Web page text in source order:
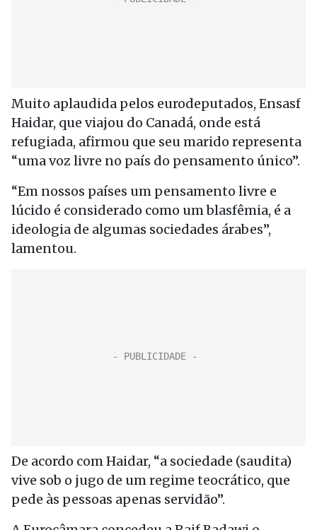
Muito aplaudida pelos eurodeputados, Ensasf
Haidar, que viajou do Canadá, onde está
refugiada, afirmou que seu marido representa
“uma voz livre no país do pensamento único”.
“Em nossos países um pensamento livre e
lúcido é considerado como um blasfêmia, é a
ideologia de algumas sociedades árabes”,
lamentou.
De acordo com Haidar, “a sociedade (saudita)
vive sob o jugo de um regime teocrático, que
pede às pessoas apenas servidão”.